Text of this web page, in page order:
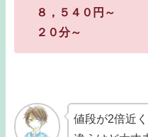
８，５４０円～
２０分～
値段が2倍近